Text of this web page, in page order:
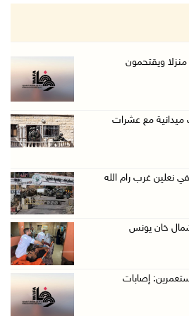
مستوى منذ 3 سن ...
لحم
من قرية عنزا جنوب جن ...
زيارات الأسرى إجر ...
ويقتحمون
ميدانية مع عشرات
نعلين غرب رام الله
إصابات